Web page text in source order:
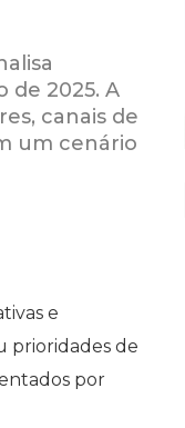
de 2025. A
canais de
um cenário
e
prioridades de
por